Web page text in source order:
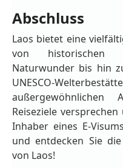
Abschluss
Laos bietet eine
von historischen
Naturwunder bis hin
UNESCO-
außergewöhnlichen
Reiseziele
Inhaber eines E-
und entdecken Sie
von Laos!